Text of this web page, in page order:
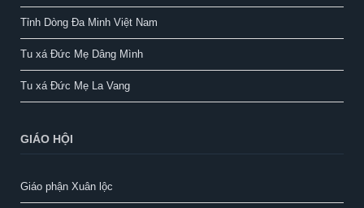
Tỉnh Dòng Đa Minh Việt Nam
Tu xá Đức Mẹ Dâng Mình
Tu xá Đức Mẹ La Vang
GIÁO HỘI
Giáo phận Xuân lộc